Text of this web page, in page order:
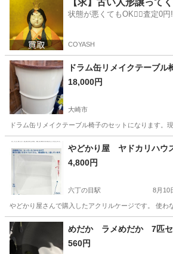
【求】古い人形譲って
状態が悪くてもOK🙆‍♀️査定0円
COYASH
ドラム缶リメイクテーブル
18,000円
大崎市
ドラム缶リメイクテーブル椅子のセットになります
宮城 大崎市 その他 ドラム缶
やどかり屋 ヤドカリハウ
4,800円
六丁の目駅 8月10
やどかり屋さんで購入したアクリルケージです。 使
宮城 仙台市 六丁の目駅 その他 ヤド
めだか ラメめだか 7匹セ
560円